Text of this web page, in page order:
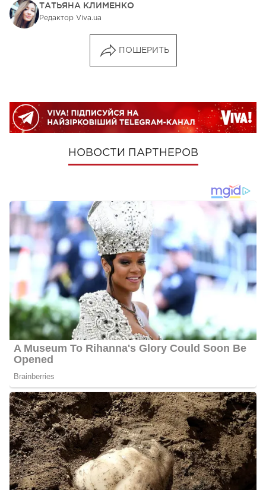
ТАТЬЯНА КЛИМЕНКО
Редактор Viva.ua
ПОШЕРИТЬ
НОВОСТИ ПАРТНЕРОВ